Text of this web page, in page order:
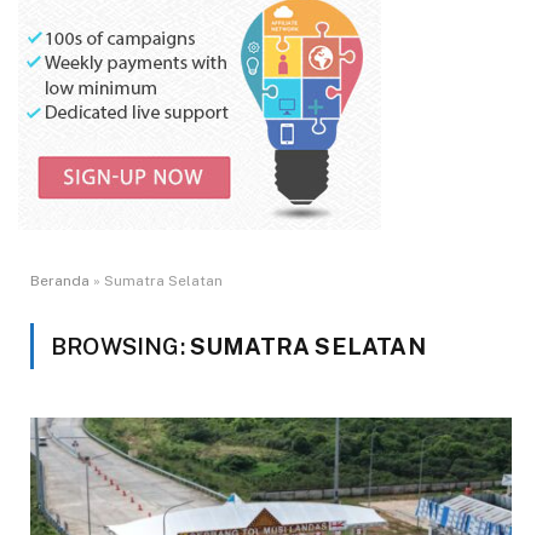
Beranda » Sumatra Selatan
BROWSING:SUMATRA SELATAN